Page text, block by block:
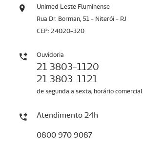
Unimed Leste Fluminense
Rua Dr. Borman, 51 - Niterói - RJ
CEP: 24020-320
Ouvidoria
21 3803-1120
21 3803-1121
de segunda a sexta, horário comercial
Atendimento 24h
0800 970 9087